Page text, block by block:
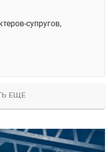
супругов,
ЕЩЕ